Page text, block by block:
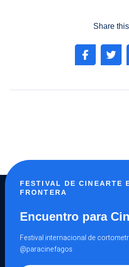
Share this
FESTIVAL DE CINEARTE
FRONTERA
Encuentro para
Festival internacional de
@paracinefagos